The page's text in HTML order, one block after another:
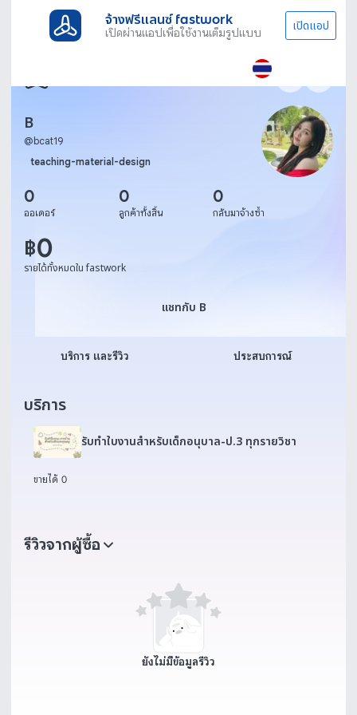
จ้างฟรีแลนซ์ fastwork
เปิดผ่านแอปเพื่อใช้งานเต็มรูปแบบ เปิดแอป
B
@ bcat19
teaching-material-design
0
ออเดอร์
0
ลูกค้าทั้งสิ้น
0
กลับมาจ้างซ้ำ
฿0
รายได้ทั้งหมดใน fastwork
แชทกับ B
บริการ และรีวิว ประสบการณ์
บริการ
รับทำใบงานสำหรับเด็กอนุบาล-ป.3 ทุกรายวิชา
ขายได้ 0
รีวิวจากผู้ซื้อ
ยังไม่มีข้อมูลรีวิว